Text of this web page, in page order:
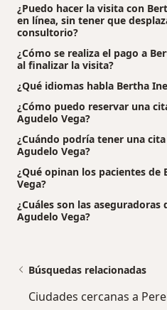
¿Puedo hacer la visita con
en línea, sin tener que
consultorio?
¿Cómo se realiza el pago a
al finalizar la visita?
¿Qué idiomas habla Bertha
¿Cómo puedo reservar una
Agudelo Vega?
¿Cuándo podría tener una
Agudelo Vega?
¿Qué opinan los pacientes de
Vega?
¿Cuáles son las
Agudelo Vega?
Búsquedas relacionadas
Ciudades cercanas a